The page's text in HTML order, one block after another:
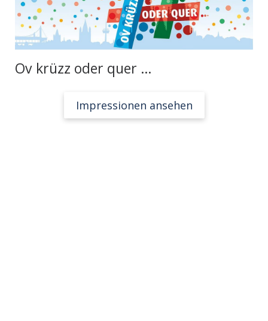
Ov krüzz oder quer …
Impressionen ansehen